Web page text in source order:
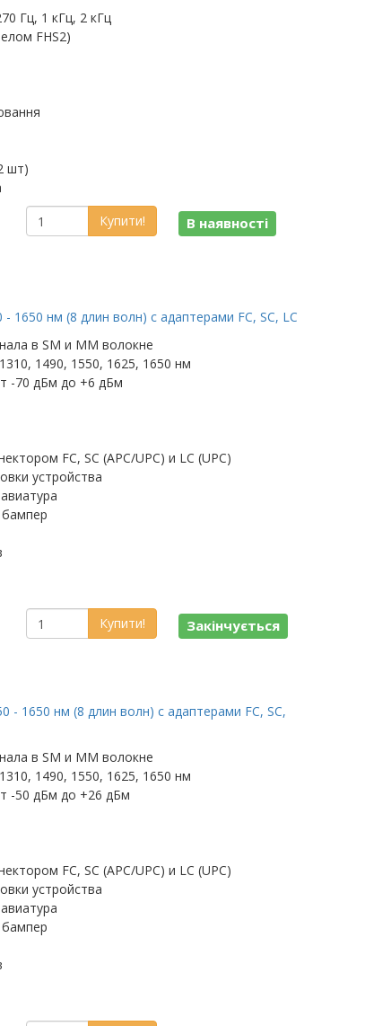
Гц, 1 кГц, 2 кГц
FHS2)
шт)
Купити! В наявності
нм (8 длин волн) c адаптерами FC, SC, LC
в SM и MM волокне
1490, 1550, 1625, 1650 нм
-70 дБм до +6 дБм
FC, SC (APC/UPC) и LC (UPC)
устройства
Купити! Закінчується
1650 нм (8 длин волн) c адаптерами FC, SC,
в SM и MM волокне
1490, 1550, 1625, 1650 нм
-50 дБм до +26 дБм
FC, SC (APC/UPC) и LC (UPC)
устройства